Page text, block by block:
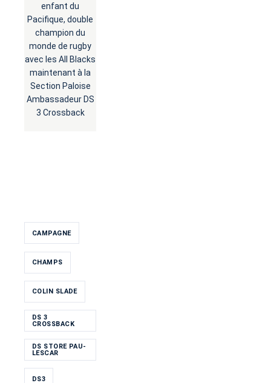
enfant du
Pacifique, double
champion du
monde de rugby
avec les All Blacks
maintenant à la
Section Paloise
Ambassadeur DS
3 Crossback
CAMPAGNE
CHAMPS
COLIN SLADE
DS 3
CROSSBACK
DS STORE PAU-
LESCAR
DS3